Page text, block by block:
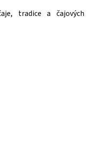
tradice a čajových